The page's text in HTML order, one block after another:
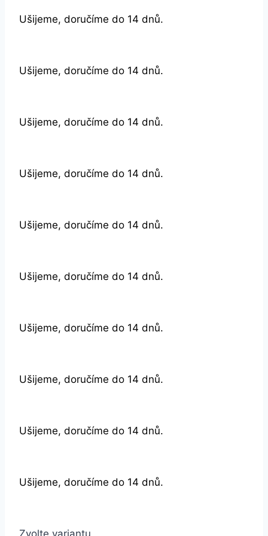
Ušijeme, doručíme do 14 dnů.
Ušijeme, doručíme do 14 dnů.
Ušijeme, doručíme do 14 dnů.
Ušijeme, doručíme do 14 dnů.
Ušijeme, doručíme do 14 dnů.
Ušijeme, doručíme do 14 dnů.
Ušijeme, doručíme do 14 dnů.
Ušijeme, doručíme do 14 dnů.
Ušijeme, doručíme do 14 dnů.
Ušijeme, doručíme do 14 dnů.
Zvolte variantu